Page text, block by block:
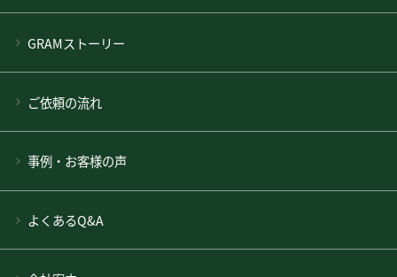
GRAMストーリー
ご依頼の流れ
事例・お客様の声
よくあるQ&A